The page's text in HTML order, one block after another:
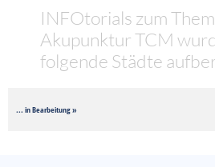
INFOtorials zum
Akupunktur TCM
folgende Städte
... in Bearbeitung »